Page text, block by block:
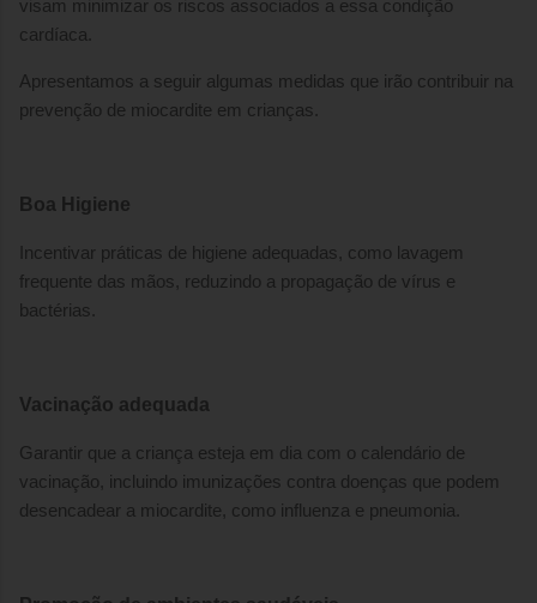
visam minimizar os riscos associados a essa condição
cardíaca.
Apresentamos a seguir algumas medidas que irão contribuir na
prevenção de miocardite em crianças.
Boa Higiene
Incentivar práticas de higiene adequadas, como lavagem
frequente das mãos, reduzindo a propagação de vírus e
bactérias.
Vacinação adequada
Garantir que a criança esteja em dia com o calendário de
vacinação, incluindo imunizações contra doenças que podem
desencadear a miocardite, como influenza e pneumonia.